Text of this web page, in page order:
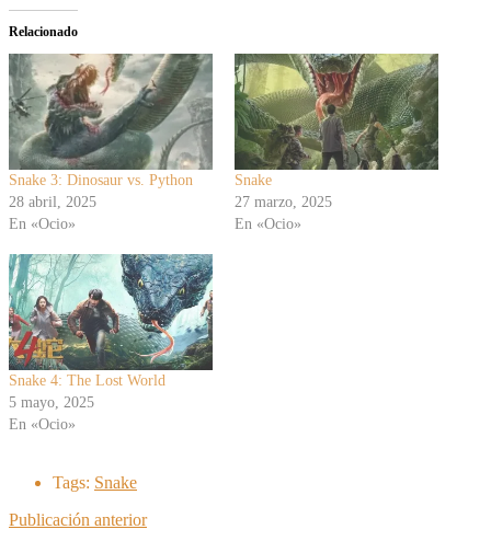
Relacionado
Snake 3: Dinosaur vs. Python
28 abril, 2025
En «Ocio»
Snake
27 marzo, 2025
En «Ocio»
Snake 4: The Lost World
5 mayo, 2025
En «Ocio»
Tags: Snake
Publicación anterior